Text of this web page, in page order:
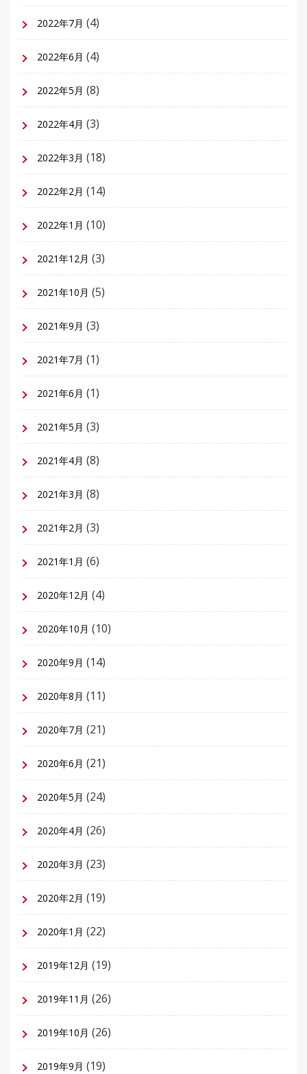
2022年7月 (4)
2022年6月 (4)
2022年5月 (8)
2022年4月 (3)
2022年3月 (18)
2022年2月 (14)
2022年1月 (10)
2021年12月 (3)
2021年10月 (5)
2021年9月 (3)
2021年7月 (1)
2021年6月 (1)
2021年5月 (3)
2021年4月 (8)
2021年3月 (8)
2021年2月 (3)
2021年1月 (6)
2020年12月 (4)
2020年10月 (10)
2020年9月 (14)
2020年8月 (11)
2020年7月 (21)
2020年6月 (21)
2020年5月 (24)
2020年4月 (26)
2020年3月 (23)
2020年2月 (19)
2020年1月 (22)
2019年12月 (19)
2019年11月 (26)
2019年10月 (26)
2019年9月 (19)